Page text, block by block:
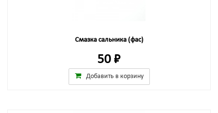
Смазка сальника (фас)
50 ₽
Добавить в корзину